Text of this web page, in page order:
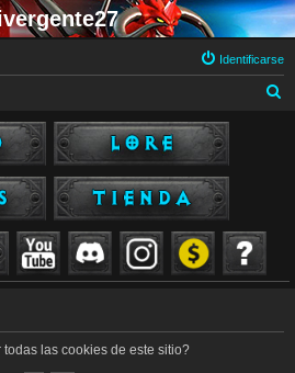
Identificarse
las cookies de este sitio?